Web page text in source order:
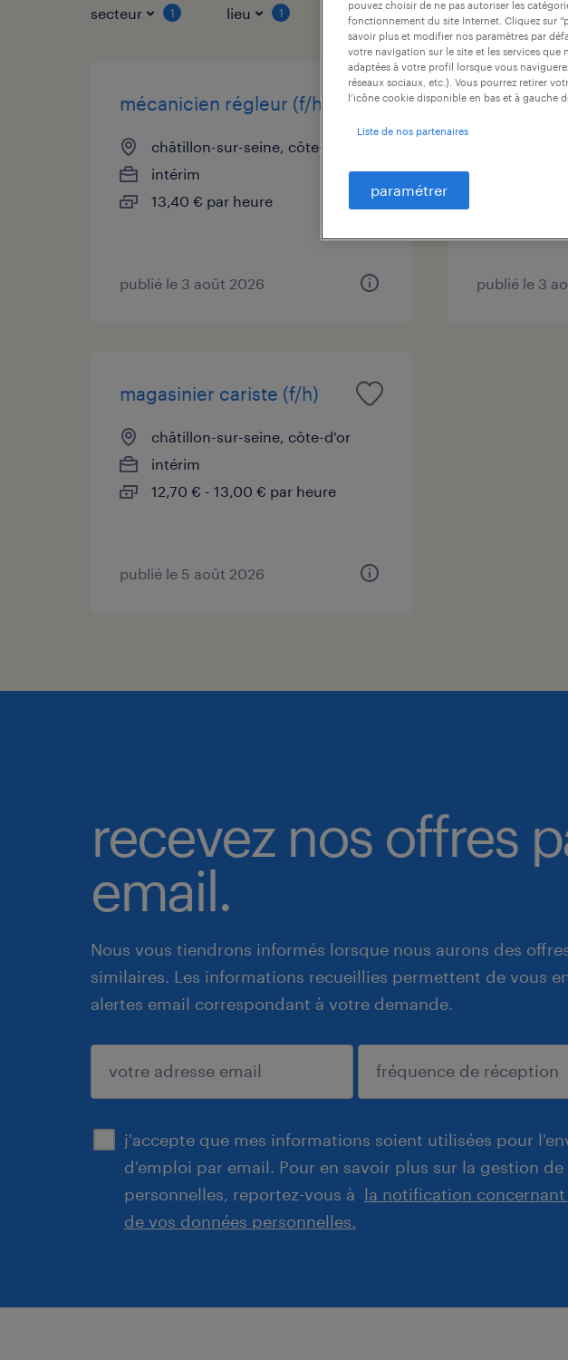
secteur 1 lieu 1 type de contrat durée du
mécanicien régleur (f/h)
châtillon-sur-seine, côte-d'or
intérim
13,40 € par heure
publié le 3 août 2026
cariste (f/
publié le 3
magasinier cariste (f/h)
châtillon-sur-seine, côte-d'or
intérim
12,70 € - 13,00 € par heure
publié le 5 août 2026
recevez nos offres
email.
Nous vous tiendrons informés lorsque nous aurons des
similaires. Les informations recueillies permettent de vous
alertes email correspondant à votre demande.
j'accepte que mes informations soient utilisées pour
d'emploi par email. Pour en savoir plus sur la gestion de
personnelles, reportez-vous à la notification
de vos données personnelles.
enregistrer
pouvez choisir de ne pas autoriser les
fonctionnement du site Internet. Cliquez sur
savoir plus et modifier nos paramètres par
votre navigation sur le site et les services
adaptées à votre profil lorsque vous
réseaux sociaux, etc.). Vous pourrez retirer
l’icône cookie disponible en bas et à gauche
Liste de nos partenaires
paramétrer